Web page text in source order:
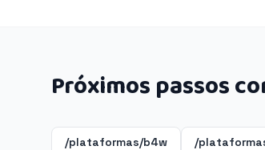
Próximos passos
/plataformas/b4w /